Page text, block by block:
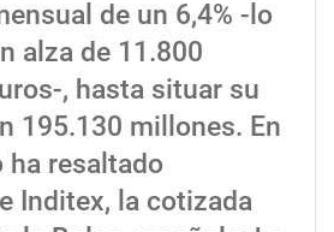
de un 6,4% -lo
alza de 11.800
, hasta situar su
195.130 millones. En
ha resaltado
Inditex, la cotizada